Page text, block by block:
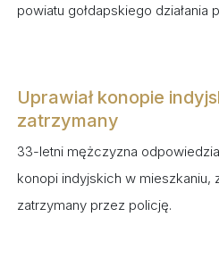
powiatu gołdapskiego działania
Uprawiał konopie
zatrzymany
33-letni mężczyzna
konopi indyjskich w mieszkaniu,
zatrzymany przez policję.